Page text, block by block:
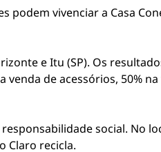
podem vivenciar a Casa
e Itu (SP). Os
venda de acessórios, 50%
social. No
Claro recicla.